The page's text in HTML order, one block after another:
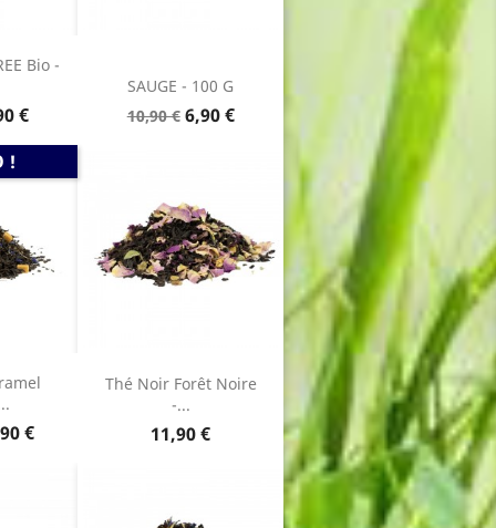
Bio -
€
SAUGE - 100 G
Prix
10,90 € Prix
6,90 €
€
!
Thé Noir Forêt Noire
-...
Prix
11,90 €